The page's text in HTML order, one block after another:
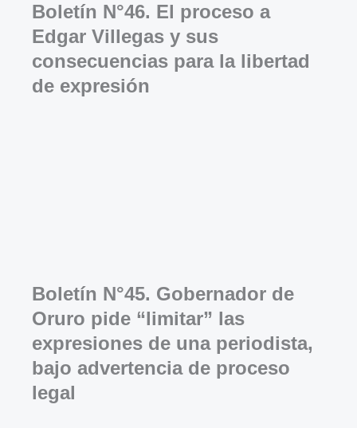
Boletín N°46. El proceso a
Edgar Villegas y sus
consecuencias para la libertad
de expresión
Boletín N°45. Gobernador de
Oruro pide “limitar” las
expresiones de una periodista,
bajo advertencia de proceso
legal